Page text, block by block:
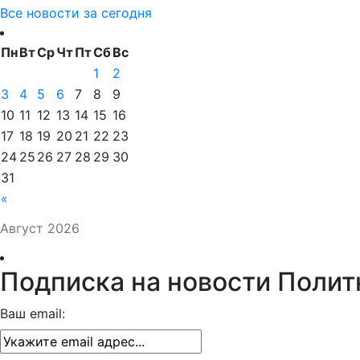
Все новости за сегодня
Август 2026
ПнВтСрЧтПтСбВс
«
1
2
3
4 5 6 7 8
9
10 11 12 13 14 15 16
17 18 19 20 21 22 23
24 25 26 27 28 29 30
31
Подписка на новости
Ваш email: